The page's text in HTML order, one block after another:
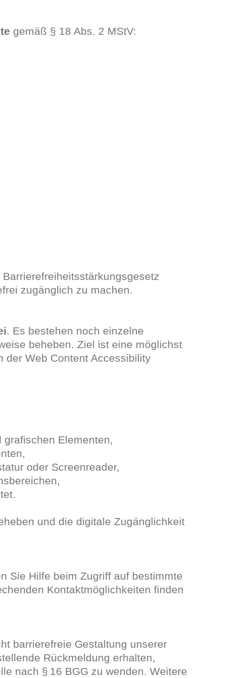
gemäß § 18 Abs. 2 MStV:
zugänglich zu machen.
. Es bestehen noch einzelne
beheben. Ziel ist eine möglichst
der Web Content Accessibility
Elementen,
oder Screenreader,
und die digitale Zugänglichkeit
Sie Hilfe beim Zugriff auf bestimmte
Kontaktmöglichkeiten finden
barrierefreie Gestaltung unserer
Rückmeldung erhalten,
nach § 16 BGG zu wenden. Weitere